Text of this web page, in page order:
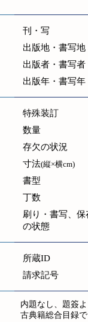
刊・写
出版地・書写地
出版者・書写者
出版年・書写年
特殊装訂
数量
存欠の状況
寸法(縦×横cm)
書型
丁数
刷り・書写、保
の状態
所蔵ID
請求記号
内題なし、題簽
古典籍総合目録